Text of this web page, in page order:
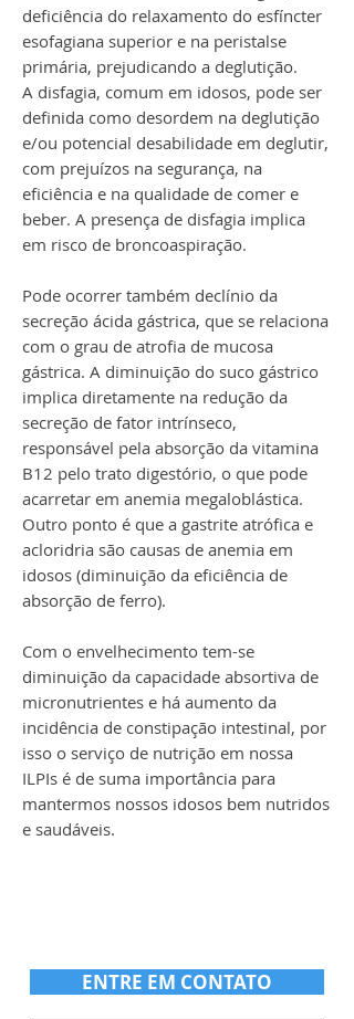
deficiência do relaxamento do esfíncter
esofagiana superior e na peristalse
primária, prejudicando a deglutição.
A disfagia, comum em idosos, pode ser
definida como desordem na deglutição
e/ou potencial desabilidade em deglutir,
com prejuízos na segurança, na
eficiência e na qualidade de comer e
beber. A presença de disfagia implica
em risco de broncoaspiração.
Pode ocorrer também declínio da
secreção ácida gástrica, que se relaciona
com o grau de atrofia de mucosa
gástrica. A diminuição do suco gástrico
implica diretamente na redução da
secreção de fator intrínseco,
responsável pela absorção da vitamina
B12 pelo trato digestório, o que pode
acarretar em anemia megaloblástica.
Outro ponto é que a gastrite atrófica e
acloridria são causas de anemia em
idosos (diminuição da eficiência de
absorção de ferro).
Com o envelhecimento tem-se
diminuição da capacidade absortiva de
micronutrientes e há aumento da
incidência de constipação intestinal, por
isso o serviço de nutrição em nossa
ILPIs é de suma importância para
mantermos nossos idosos bem nutridos
e saudáveis.
ENTRE EM CONTATO